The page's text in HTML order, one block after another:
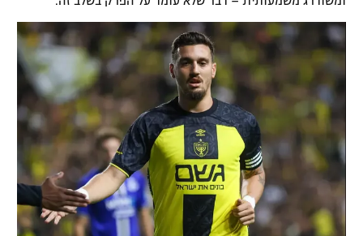
הצטרפות לחבילת הערוצים
לוח דרושים – ג'ובנט
המגזין